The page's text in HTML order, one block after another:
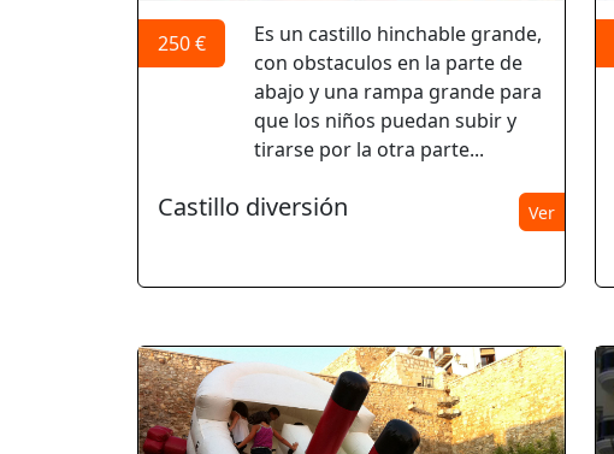
Es un castillo hinchable grande,
con obstaculos en la parte de
abajo y una rampa grande para
que los niños puedan subir y
tirarse por la otra parte...
250 €
Castillo diversión Ver